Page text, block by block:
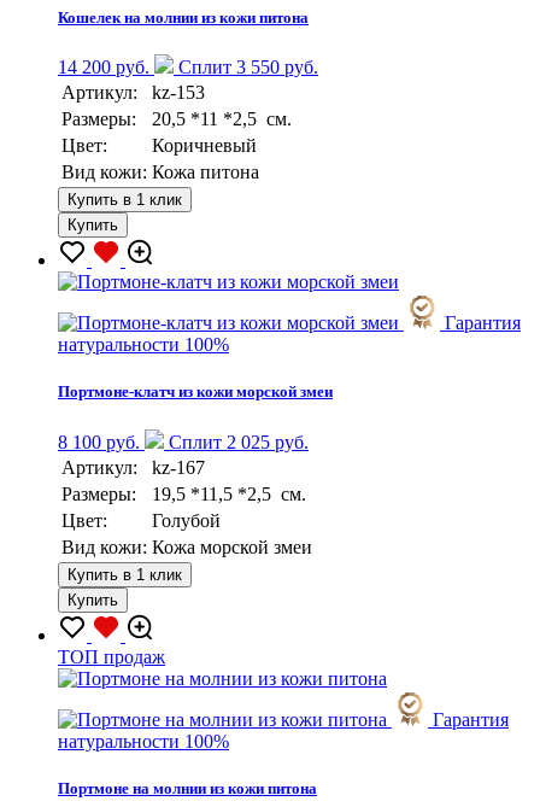
Кошелек на молнии из кожи питона
14 200 руб.
Сплит 3 550 руб.
Артикул:
kz-153
Размеры:
20,5 *11 *2,5 см.
Цвет:
Коричневый
Вид кожи: Кожа питона
Купить в 1 клик
Купить
Гарантия
натуральности 100%
Портмоне-клатч из кожи морской змеи
8 100 руб.
Сплит 2 025 руб.
Артикул:
kz-167
Размеры:
19,5 *11,5 *2,5 см.
Цвет:
Голубой
Вид кожи: Кожа морской змеи
Купить в 1 клик
Купить
TOП продаж
Гарантия
натуральности 100%
Портмоне на молнии из кожи питона